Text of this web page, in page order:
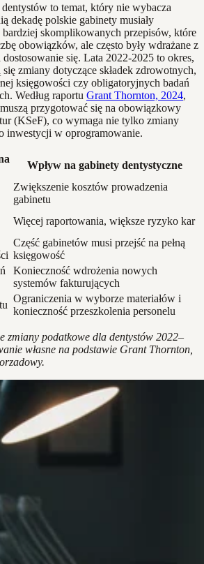
to temat, który nie wybacza
dekadę polskie gabinety musiały
bardziej skomplikowanych przepisów, które
obowiązków, ale często były wdrażane z
się. Lata 2022-2025 to okres,
zmiany dotyczące składek zdrowotnych,
księgowości czy obligatoryjnych badań
Według raportu Grant Thornton, 2024,
przygotować się na obowiązkowy
(KSeF), co wymaga nie tylko zmiany
inwestycji w oprogramowanie.
Wpływ na gabinety dentystyczne
Zwiększenie kosztów prowadzenia
gabinetu
Więcej raportowania, większe ryzyko kar
Część gabinetów musi przejść na pełną
księgowość
Konieczność wdrożenia nowych
systemów fakturujących
Ograniczenia w wyborze materiałów i
konieczność przeszkolenia personelu
zmiany podatkowe dla dentystów 2022–
własne na podstawie Grant Thornton,